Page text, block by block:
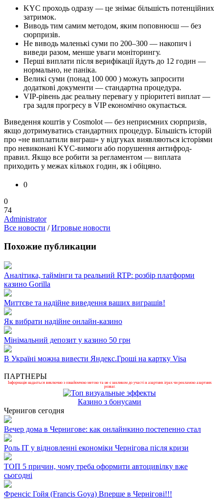
KYC проходь одразу — це знімає більшість потенційних
затримок.
Виводь тим самим методом, яким поповнюєш — без
сюрпризів.
Не виводь маленькі суми по 200–300 — накопич і
виведи разом, менше уваги моніторингу.
Перші виплати після верифікації йдуть до 12 годин —
нормально, не паніка.
Великі суми (понад 100 000 ) можуть запросити
додаткові документи — стандартна процедура.
VIP-рівень дає реальну перевагу у пріоритеті виплат —
гра задля прогресу в VIP економічно окупається.
Виведення коштів у Cosmolot — без неприємних сюрпризів,
якщо дотримуватись стандартних процедур. Більшість історій
про «не виплатили виграш» у відгуках виявляються історіями
про невиконані KYC-вимоги або порушення антифрод-
правил. Якщо все робити за регламентом — виплата
приходить у межах кількох годин, як і обіцяно.
0
0
74
Administrator
Все новости /Игровые новости
Похожие публикации
Аналітика, таймінги та реальний RTP: розбір платформи
казино Gorilla
Миттєве та надійне виведення ваших виграшів!
Як вибрати надійне онлайн-казино
Мінімальний депозит у казино 50 грн
В Україні можна вивести Яндекс.Гроші на картку Visa
ПАРТНЕРЫ
Інформація надається виключно з ознайомчою метою та не є закликом до участі в азартних іграх чи рекламою азартних
розваг.
Казино з бонусами
Чернигов сегодня
Вечер дома в Чернигове: как онлайнкино постепенно стал
Роль ІТ у відновленні економіки Чернігова після кризи
ТОП 5 причин, чому треба оформити автоцивілку вже
сьогодні
Френсіс Гойя (Francis Goya) Вперше в Чернігові!!!